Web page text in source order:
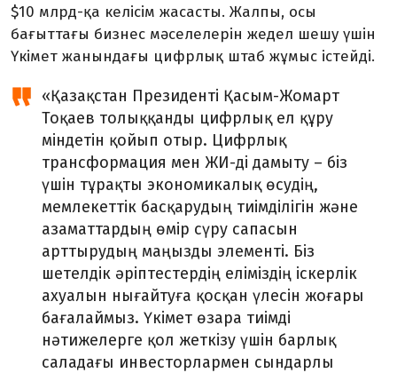
$10 млрд-қа келісім жасасты. Жалпы, осы
бағыттағы бизнес мәселелерін жедел шешу үшін
Үкімет жанындағы цифрлық штаб жұмыс істейді.
«Қазақстан Президенті Қасым-Жомарт
Тоқаев толыққанды цифрлық ел құру
міндетін қойып отыр. Цифрлық
трансформация мен ЖИ-ді дамыту – біз
үшін тұрақты экономикалық өсудің,
мемлекеттік басқарудың тиімділігін және
азаматтардың өмір сүру сапасын
арттырудың маңызды элементі. Біз
шетелдік әріптестердің еліміздің іскерлік
ахуалын нығайтуға қосқан үлесін жоғары
бағалаймыз. Үкімет өзара тиімді
нәтижелерге қол жеткізу үшін барлық
саладағы инвесторлармен сындарлы